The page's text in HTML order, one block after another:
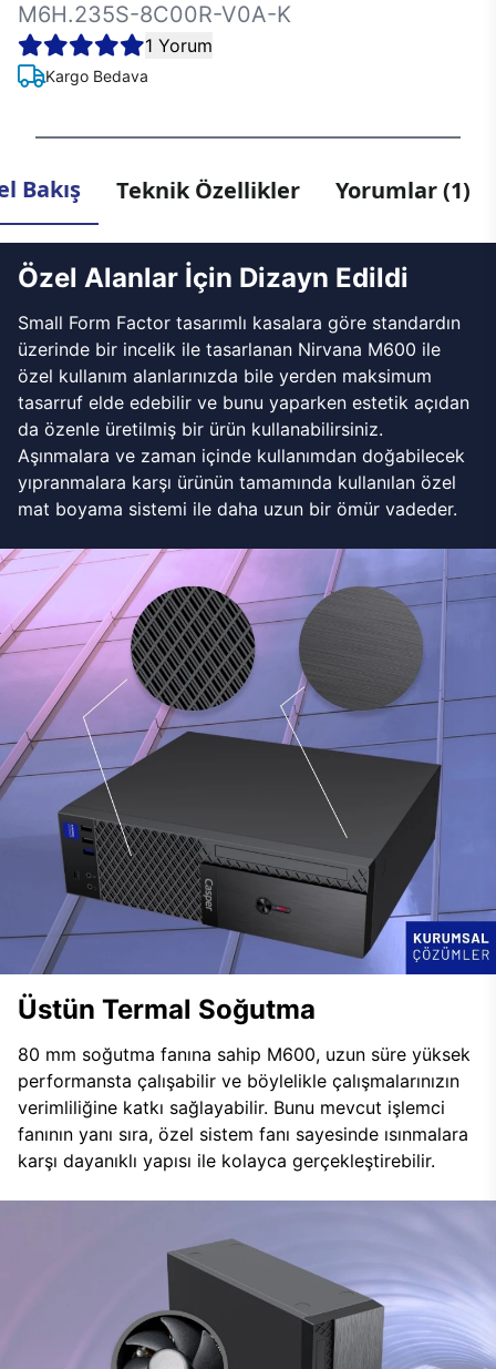
M6H.235S-8C00R-V0A-K
1 Yorum
Kargo Bedava
Bakış Teknik Özellikler Yorumlar (1)
Özel Alanlar İçin Dizayn Edildi
Small Form Factor tasarımlı kasalara göre standardın
üzerinde bir incelik ile tasarlanan Nirvana M600 ile
özel kullanım alanlarınızda bile yerden maksimum
tasarruf elde edebilir ve bunu yaparken estetik açıdan
da özenle üretilmiş bir ürün kullanabilirsiniz.
Aşınmalara ve zaman içinde kullanımdan doğabilecek
yıpranmalara karşı ürünün tamamında kullanılan özel
mat boyama sistemi ile daha uzun bir ömür vadeder.
Üstün Termal Soğutma
80 mm soğutma fanına sahip M600, uzun süre yüksek
performansta çalışabilir ve böylelikle çalışmalarınızın
verimliliğine katkı sağlayabilir. Bunu mevcut işlemci
fanının yanı sıra, özel sistem fanı sayesinde ısınmalara
karşı dayanıklı yapısı ile kolayca gerçekleştirebilir.